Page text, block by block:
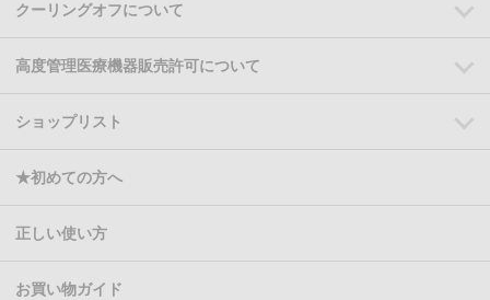
クーリングオフについて
高度管理医療機器販売許可について
ショップリスト
★初めての方へ
正しい使い方
お買い物ガイド